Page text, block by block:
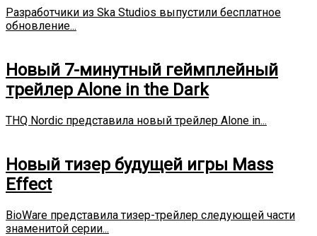
Разработчики из Ska Studios выпустили бесплатное
обновление...
Новый 7-минутный геймплейный
трейлер Alone in the Dark
THQ Nordic представила новый трейлер Alone in...
Новый тизер будущей игры Mass
Effect
BioWare представила тизер-трейлер следующей части
знаменитой серии...